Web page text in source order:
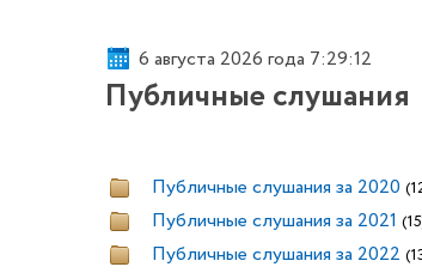
6 августа 2026 года 7:29:12
Публичные слушания
Публичные слушания за 2020
Публичные слушания за 2021
Публичные слушания за 2022